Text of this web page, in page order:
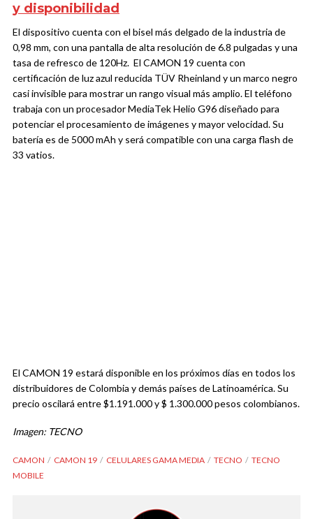
y disponibilidad
El dispositivo cuenta con el bisel más delgado de la industria de
0,98 mm, con una pantalla de alta resolución de 6.8 pulgadas y una
tasa de refresco de 120Hz. El CAMON 19 cuenta con
certificación de luz azul reducida TÜV Rheinland y un marco negro
casi invisible para mostrar un rango visual más amplio. El teléfono
trabaja con un procesador MediaTek Helio G96 diseñado para
potenciar el procesamiento de imágenes y mayor velocidad. Su
batería es de 5000 mAh y será compatible con una carga flash de
33 vatios.
El CAMON 19 estará disponible en los próximos días en todos los
distribuidores de Colombia y demás países de Latinoamérica. Su
precio oscilará entre $1.191.000 y $ 1.300.000 pesos colombianos.
Imagen: TECNO
CAMON CAMON 19 CELULARES GAMA MEDIA TECNO
TECNO
MOBILE